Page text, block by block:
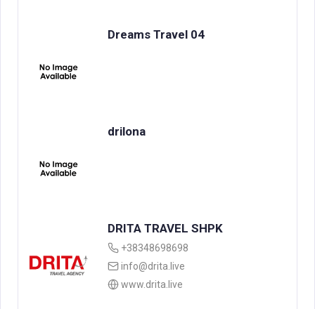
Dreams Travel 04
drilona
DRITA TRAVEL SHPK
+38348698698
info@drita.live
www.drita.live